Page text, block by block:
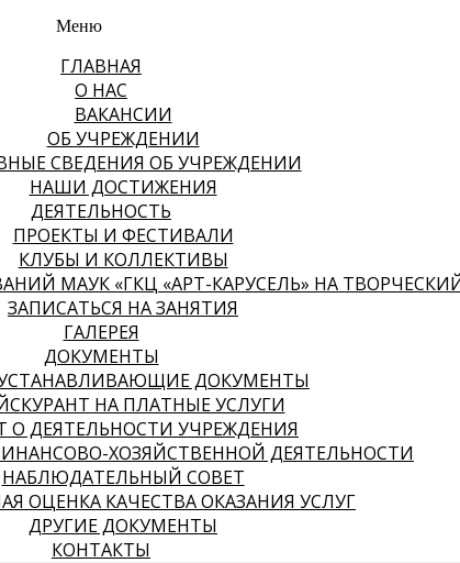
Меню
ГЛАВНАЯ
О НАС
ВАКАНСИИ
ОБ УЧРЕЖДЕНИИ
СВЕДЕНИЯ ОБ УЧРЕЖДЕНИИ
НАШИ ДОСТИЖЕНИЯ
ДЕЯТЕЛЬНОСТЬ
ПРОЕКТЫ И ФЕСТИВАЛИ
КЛУБЫ И КОЛЛЕКТИВЫ
МАУК «ГКЦ «АРТ-КАРУСЕЛЬ» НА ТВОРЧЕСКИЙ
ЗАПИСАТЬСЯ НА ЗАНЯТИЯ
ГАЛЕРЕЯ
ДОКУМЕНТЫ
ДОКУМЕНТЫ
НА ПЛАТНЫЕ УСЛУГИ
О ДЕЯТЕЛЬНОСТИ УЧРЕЖДЕНИЯ
ХОЗЯЙСТВЕННОЙ ДЕЯТЕЛЬНОСТИ
НАБЛЮДАТЕЛЬНЫЙ СОВЕТ
ОЦЕНКА КАЧЕСТВА ОКАЗАНИЯ УСЛУГ
ДРУГИЕ ДОКУМЕНТЫ
КОНТАКТЫ